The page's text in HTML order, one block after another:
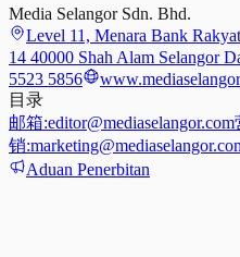
Media Selangor Sdn. Bhd.
Level 11, Menara Bank
14 40000 Shah Alam Selangor
5523 5856
目录
邮箱:editor@mediaselangor.com
销:
Aduan Penerbitan